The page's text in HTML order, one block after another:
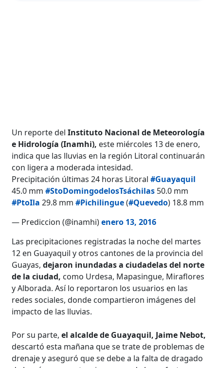
Un reporte delInstituto Nacional de Meteorología
e Hidrología (Inamhi), este miércoles 13 de enero,
indica que las lluvias en la región Litoral continuarán
con ligera a moderada intesidad.
Precipitación últimas 24 horas Litoral#Guayaquil
45.0 mm#StoDomingodelosTsáchilas 50.0 mm
#PtoIla 29.8 mm#Pichilingue(#Quevedo) 18.8 mm
— Prediccion (@inamhi)enero 13, 2016
Las precipitaciones registradas la noche del martes
12 en Guayaquil y otros cantones de la provincia del
Guayas,dejaron inundadas a ciudadelas del norte
de la ciudad, como Urdesa, Mapasingue, Miraflores
y Alborada. Así lo reportaron los usuarios en las
redes sociales, donde compartieron imágenes del
impacto de las lluvias.
Por su parte,el alcalde de Guayaquil, Jaime Nebot,
descartó esta mañana que se trate de problemas de
drenaje y aseguró que se debe a la falta de dragado